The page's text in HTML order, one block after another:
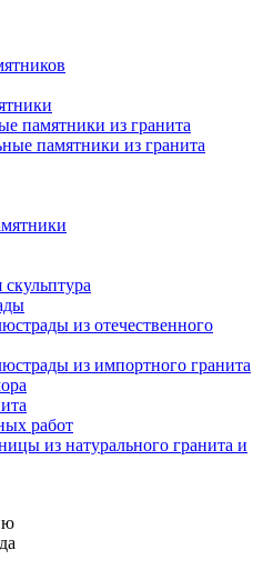
памятники из гранита
памятники из гранита
из отечественного
из импортного гранита
работ
из натурального гранита и